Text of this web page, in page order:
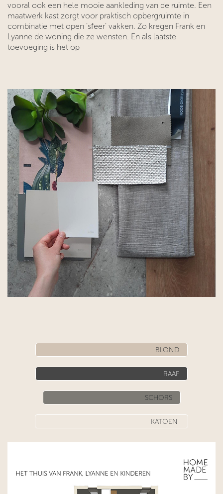
vooral ook een hele mooie aankleding van de ruimte. Een
maatwerk kast zorgt voor praktisch opbergruimte in
combinatie met open ‘sfeer’ vakken. Zo kregen Frank en
Lyanne de woning die ze wensten. En als laatste
toevoeging is het op
​​BLOND
​​ ​​​​ RAAF​​
SCHORS
​​ ​​KATOEN ​​